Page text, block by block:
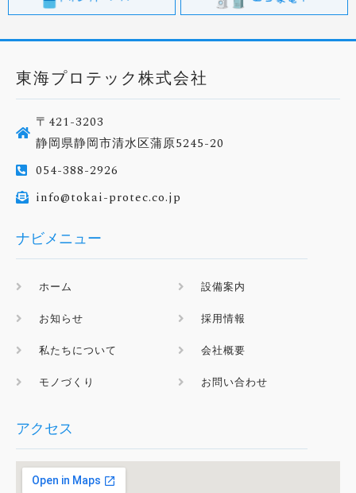
東海プロテック株式会社
〒421-3203
静岡県静岡市清水区蒲原5245-20
054-388-2926
info@tokai-protec.co.jp
ナビメニュー
ホーム
お知らせ
私たちについて
モノづくり
設備案内
採用情報
会社概要
お問い合わせ
アクセス